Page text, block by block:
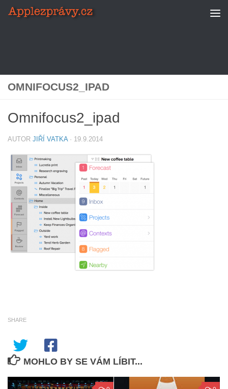
Skip to content
OMNIFOCUS2_IPAD
Omnifocus2_ipad
AUTOR JIŘÍ VATKA · 19.9.2014
SHARE
MOHLO BY SE VÁM LÍBIT...